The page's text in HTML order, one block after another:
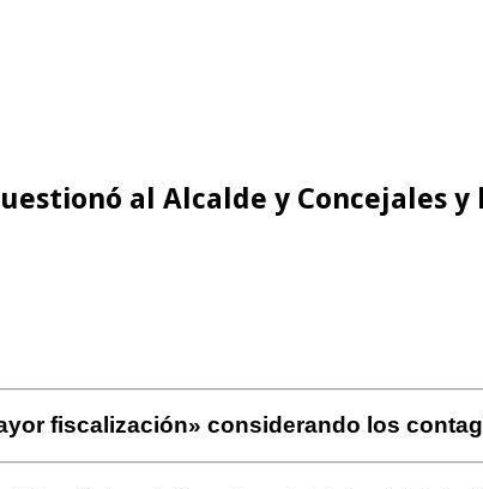
al Alcalde y Concejales
fiscalización» considerando los